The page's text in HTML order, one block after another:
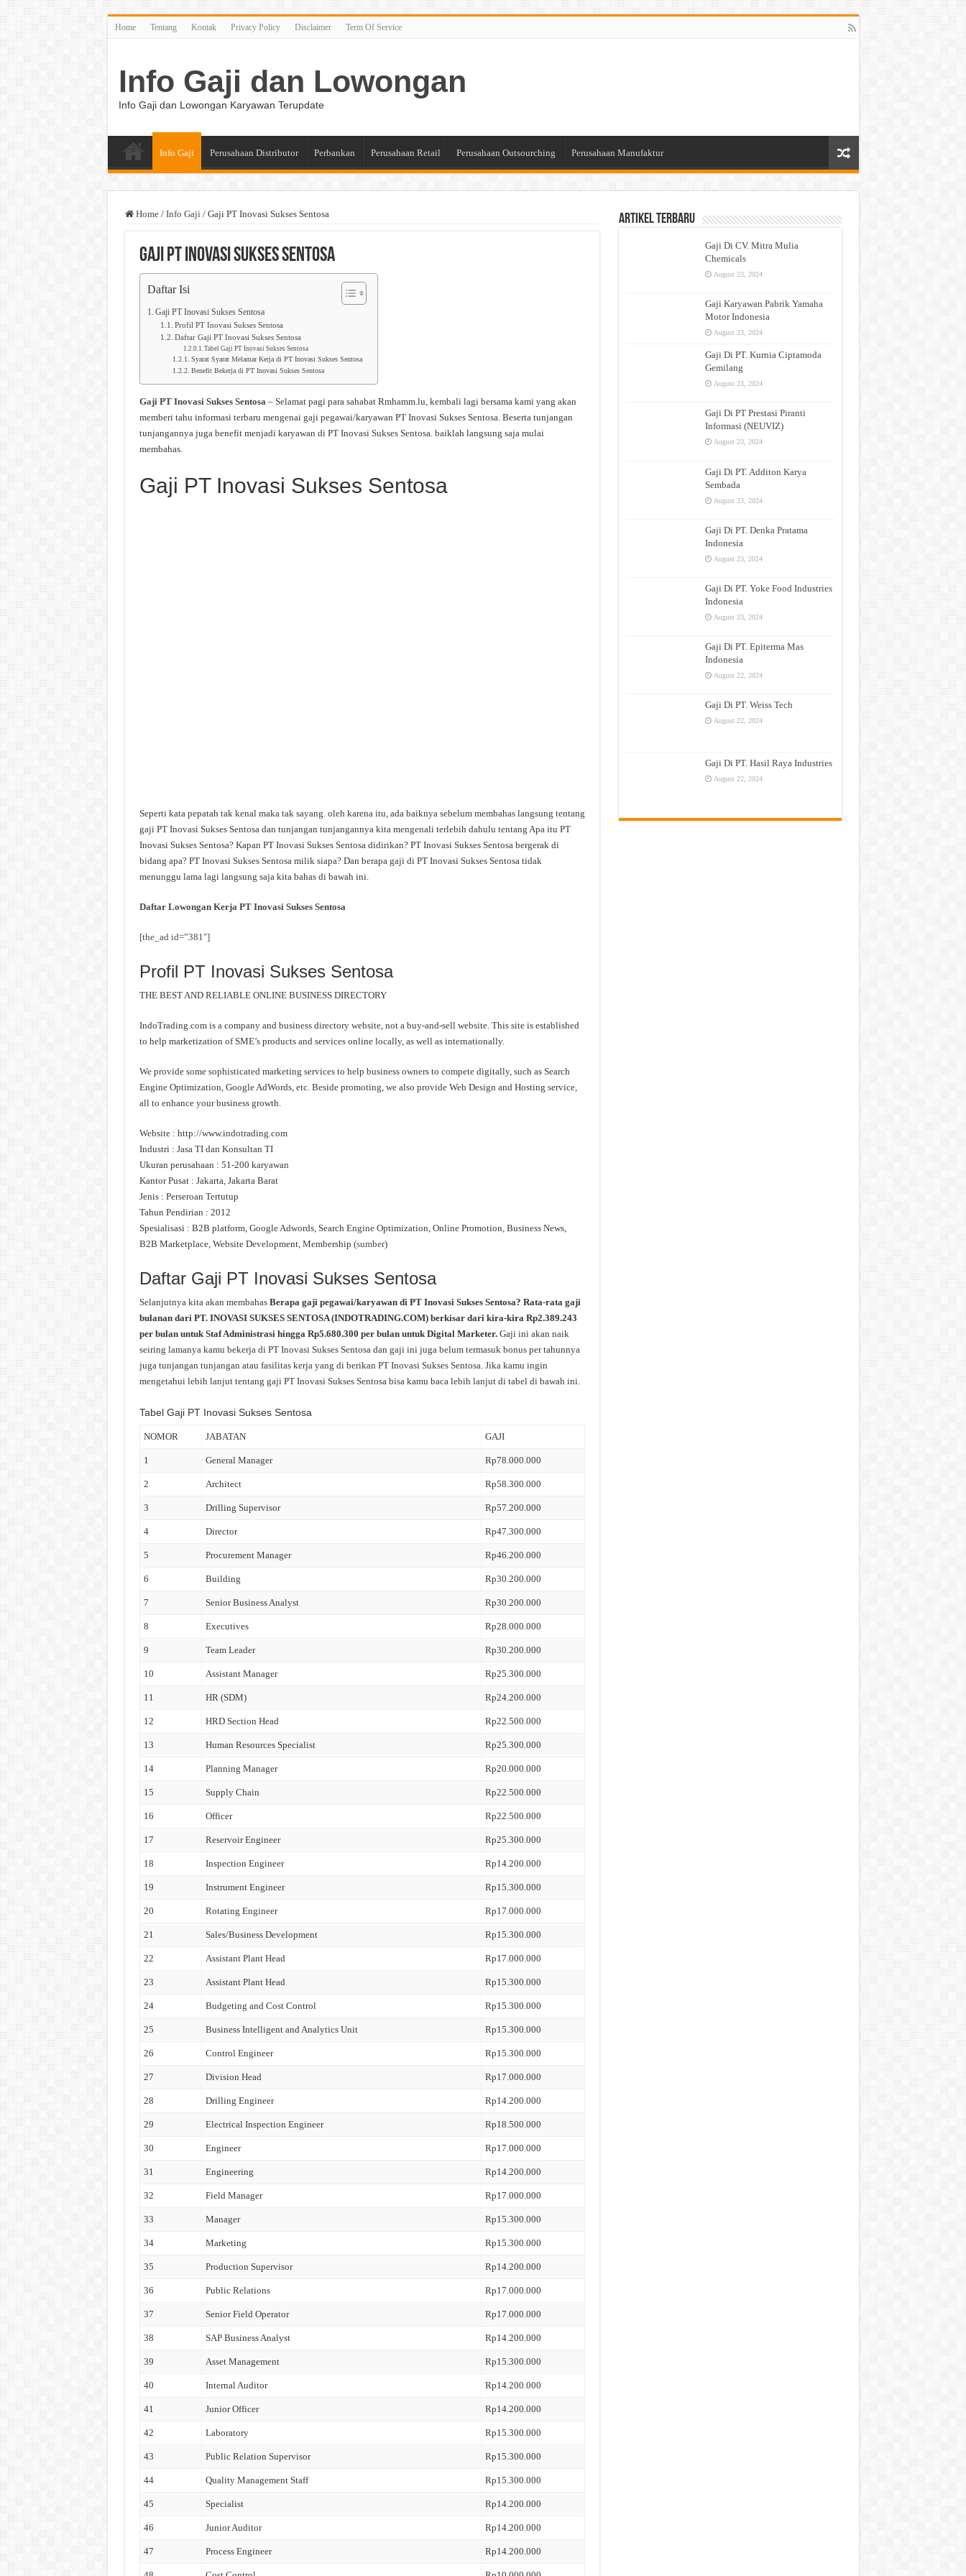
Home Tentang Kontak Privacy Policy Disclaimer Term Of Service
Info Gaji dan Lowongan
Info Gaji dan Lowongan Karyawan Terupdate
Info Gaji Perusahaan Distributor Perbankan Perusahaan Retail Perusahaan Outsourching Perusahaan Manufaktur
Home / Info Gaji / Gaji PT Inovasi Sukses Sentosa
Gaji PT Inovasi Sukses Sentosa
Daftar Isi
Gaji PT Inovasi Sukses Sentosa
Profil PT Inovasi Sukses Sentosa
Daftar Gaji PT Inovasi Sukses Sentosa
Tabel Gaji PT Inovasi Sukses Sentosa
Syarat Syarat Melamar Kerja di PT Inovasi Sukses Sentosa
Benefit Bekerja di PT Inovasi Sukses Sentosa
Gaji PT Inovasi Sukses Sentosa – Selamat pagi para sahabat Rmhamm.lu, kembali lagi bersama kami yang akan
memberi tahu informasi terbaru mengenai gaji pegawai/karyawan PT Inovasi Sukses Sentosa. Beserta tunjangan
tunjangannya juga benefit menjadi karyawan di PT Inovasi Sukses Sentosa. baiklah langsung saja mulai
membahas.
Gaji PT Inovasi Sukses Sentosa
Seperti kata pepatah tak kenal maka tak sayang. oleh karena itu, ada baiknya sebelum membahas langsung tentang
gaji PT Inovasi Sukses Sentosa dan tunjangan tunjangannya kita mengenali terlebih dahulu tentang Apa itu PT
Inovasi Sukses Sentosa? Kapan PT Inovasi Sukses Sentosa didirikan? PT Inovasi Sukses Sentosa bergerak di
bidang apa? PT Inovasi Sukses Sentosa milik siapa? Dan berapa gaji di PT Inovasi Sukses Sentosa tidak
menunggu lama lagi langsung saja kita bahas di bawah ini.
Daftar Lowongan Kerja PT Inovasi Sukses Sentosa
[the_ad id=”381″]
Profil PT Inovasi Sukses Sentosa
THE BEST AND RELIABLE ONLINE BUSINESS DIRECTORY
IndoTrading.com is a company and business directory website, not a buy-and-sell website. This site is established
to help marketization of SME’s products and services online locally, as well as internationally.
We provide some sophisticated marketing services to help business owners to compete digitally, such as Search
Engine Optimization, Google AdWords, etc. Beside promoting, we also provide Web Design and Hosting service,
all to enhance your business growth.
Website : http://www.indotrading.com
Industri : Jasa TI dan Konsultan TI
Ukuran perusahaan : 51-200 karyawan
Kantor Pusat : Jakarta, Jakarta Barat
Jenis : Perseroan Tertutup
Tahun Pendirian : 2012
Spesialisasi : B2B platform, Google Adwords, Search Engine Optimization, Online Promotion, Business News,
B2B Marketplace, Website Development, Membership (sumber)
Daftar Gaji PT Inovasi Sukses Sentosa
Selanjutnya kita akan membahas Berapa gaji pegawai/karyawan di PT Inovasi Sukses Sentosa? Rata-rata gaji
bulanan dari PT. INOVASI SUKSES SENTOSA (INDOTRADING.COM) berkisar dari kira-kira Rp2.389.243
per bulan untuk Staf Administrasi hingga Rp5.680.300 per bulan untuk Digital Marketer. Gaji ini akan naik
seiring lamanya kamu bekerja di PT Inovasi Sukses Sentosa dan gaji ini juga belum termasuk bonus per tahunnya
juga tunjangan tunjangan atau fasilitas kerja yang di berikan PT Inovasi Sukses Sentosa. Jika kamu ingin
mengetahui lebih lanjut tentang gaji PT Inovasi Sukses Sentosa bisa kamu baca lebih lanjut di tabel di bawah ini.
Tabel Gaji PT Inovasi Sukses Sentosa
NOMOR JABATAN GAJI
1 General Manager Rp78.000.000
2 Architect Rp58.300.000
3 Drilling Supervisor Rp57.200.000
4 Director Rp47.300.000
5 Procurement Manager Rp46.200.000
6 Building Rp30.200.000
7 Senior Business Analyst Rp30.200.000
8 Executives Rp28.000.000
9 Team Leader Rp30.200.000
10 Assistant Manager Rp25.300.000
11 HR (SDM) Rp24.200.000
12 HRD Section Head Rp22.500.000
13 Human Resources Specialist Rp25.300.000
14 Planning Manager Rp20.000.000
15 Supply Chain Rp22.500.000
16 Officer Rp22.500.000
17 Reservoir Engineer Rp25.300.000
18 Inspection Engineer Rp14.200.000
19 Instrument Engineer Rp15.300.000
20 Rotating Engineer Rp17.000.000
21 Sales/Business Development Rp15.300.000
22 Assistant Plant Head Rp17.000.000
23 Assistant Plant Head Rp15.300.000
24 Budgeting and Cost Control Rp15.300.000
25 Business Intelligent and Analytics Unit Rp15.300.000
26 Control Engineer Rp15.300.000
27 Division Head Rp17.000.000
28 Drilling Engineer Rp14.200.000
29 Electrical Inspection Engineer Rp18.500.000
30 Engineer Rp17.000.000
31 Engineering Rp14.200.000
32 Field Manager Rp17.000.000
33 Manager Rp15.300.000
34 Marketing Rp15.300.000
35 Production Supervisor Rp14.200.000
36 Public Relations Rp17.000.000
37 Senior Field Operator Rp17.000.000
38 SAP Business Analyst Rp14.200.000
39 Asset Management Rp15.300.000
40 Internal Auditor Rp14.200.000
41 Junior Officer Rp14.200.000
42 Laboratory Rp15.300.000
43 Public Relation Supervisor Rp15.300.000
44 Quality Management Staff Rp15.300.000
45 Specialist Rp14.200.000
46 Junior Auditor Rp14.200.000
47 Process Engineer Rp14.200.000
Artikel Terbaru
Gaji Di CV. Mitra Mulia
Chemicals
August 23, 2024
Gaji Karyawan Pabrik Yamaha
Motor Indonesia
August 23, 2024
Gaji Di PT. Kurnia Ciptamoda
Gemilang
August 23, 2024
Gaji Di PT Prestasi Piranti
Informasi (NEUVIZ)
August 23, 2024
Gaji Di PT. Additon Karya
Sembada
August 23, 2024
Gaji Di PT. Denka Pratama
Indonesia
August 23, 2024
Gaji Di PT. Yoke Food Industries
Indonesia
August 23, 2024
Gaji Di PT. Epiterma Mas
Indonesia
August 22, 2024
Gaji Di PT. Weiss Tech
August 22, 2024
Gaji Di PT. Hasil Raya Industries
August 22, 2024